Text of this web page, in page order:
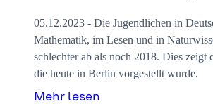
05.12.2023 - Die Jugendlichen in
Mathematik, im Lesen und in
schlechter ab als noch 2018. Dies zeigt
die heute in Berlin vorgestellt wurde.
Mehr lesen